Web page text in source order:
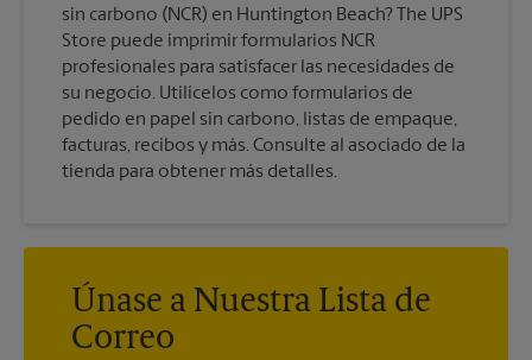
sin carbono (NCR) en Huntington Beach? The UPS
Store puede imprimir formularios NCR
profesionales para satisfacer las necesidades de
su negocio. Utilícelos como formularios de
pedido en papel sin carbono, listas de empaque,
facturas, recibos y más. Consulte al asociado de la
tienda para obtener más detalles.
Únase a Nuestra Lista de
Correo